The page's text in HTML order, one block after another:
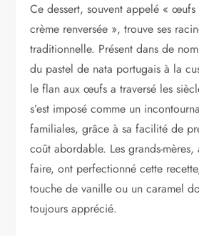
Ce dessert, souvent appelé «
crème renversée », trouve ses
traditionnelle. Présent dans de
du pastel de nata portugais à la
le flan aux œufs a traversé les
s’est imposé comme un
familiales, grâce à sa facilité de
coût abordable. Les grands-mères,
faire, ont perfectionné cette
touche de vanille ou un caramel
toujours apprécié.